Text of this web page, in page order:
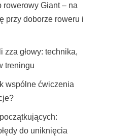
rowerowy Giant – na
przy doborze roweru i
zza głowy: technika,
treningu
wspólne ćwiczenia
do uniknięcia